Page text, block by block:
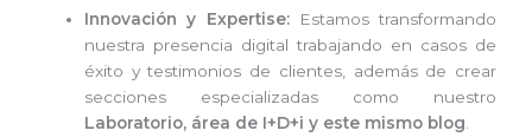
Innovación y Expertise:Estamos transformando
nuestra presencia digital trabajando en casos de
éxito y testimonios de clientes, además de crear
secciones especializadas como nuestro
Laboratorio, área de I+D+i y este mismo blog